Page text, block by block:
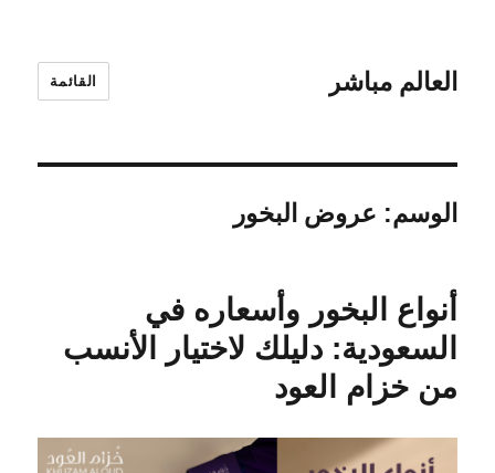
العالم مباشر القائمة
الوسم: عروض البخور
أنواع البخور وأسعاره في
السعودية: دليلك لاختيار الأنسب
من خزام العود